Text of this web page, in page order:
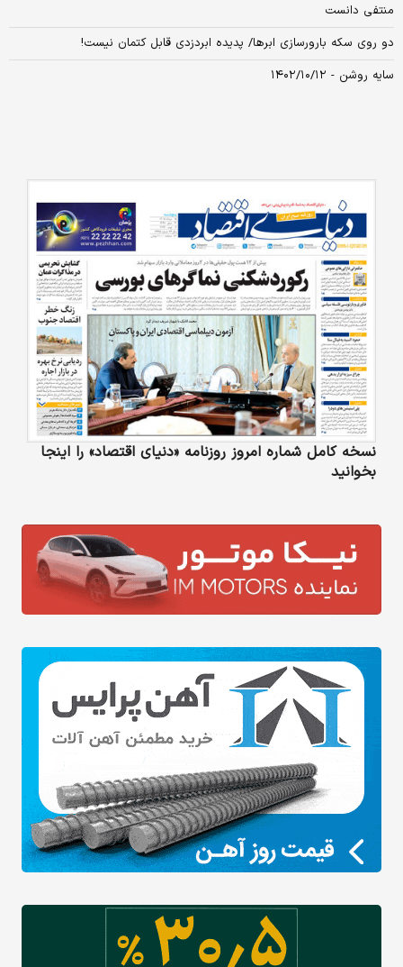
منتفی دانست
دو روی سکه بارورسازی ابرها/ پدیده ابردزدی قابل کتمان نیست!
سایه روشن - ۱۴۰۲/۱۰/۱۲
نسخه کامل شماره امروز روزنامه «دنیای‌ اقتصاد» را اینجا
بخوانید